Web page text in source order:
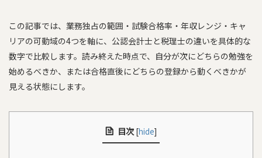
この記事では、業務独占の範囲・試験合格率・年収レンジ・キャ
リアの可動域の4つを軸に、公認会計士と税理士の違いを具体的な
数字で比較します。読み終えた時点で、自分が次にどちらの勉強を
始めるべきか、または合格直後にどちらの登録から動くべきかが
見える状態にします。
目次 [hide]